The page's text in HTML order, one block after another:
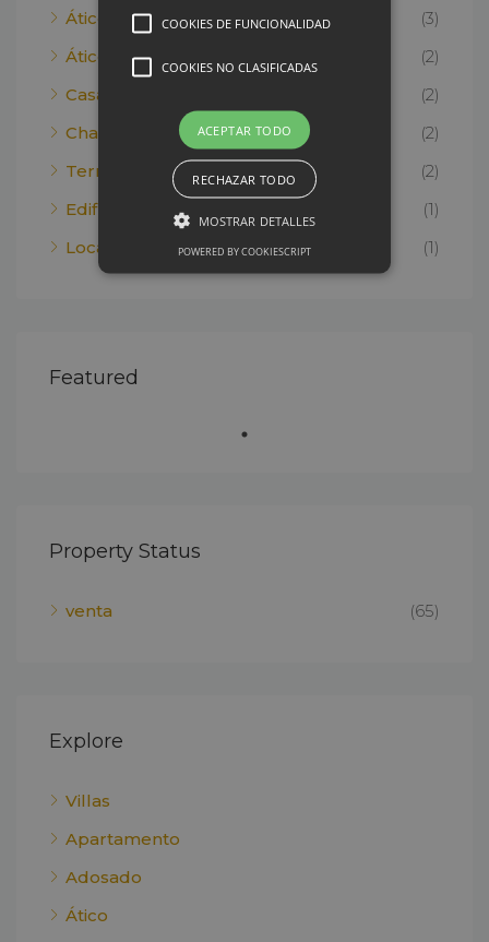
Ático
(3)
Ático Dúplex
(2)
Casa
(2)
Chalet
(2)
Terreno rural
(2)
Edificio
(1)
Local comercial
(1)
Featured
Property Status
venta (65)
Explore
Villas
Apartamento
Adosado
Ático
COOKIES DE FUNCIONALIDAD
COOKIES NO CLASIFICADAS
ACEPTAR TODO
RECHAZAR TODO
MOSTRAR DETALLES
POWERED BY COOKIESCRIPT